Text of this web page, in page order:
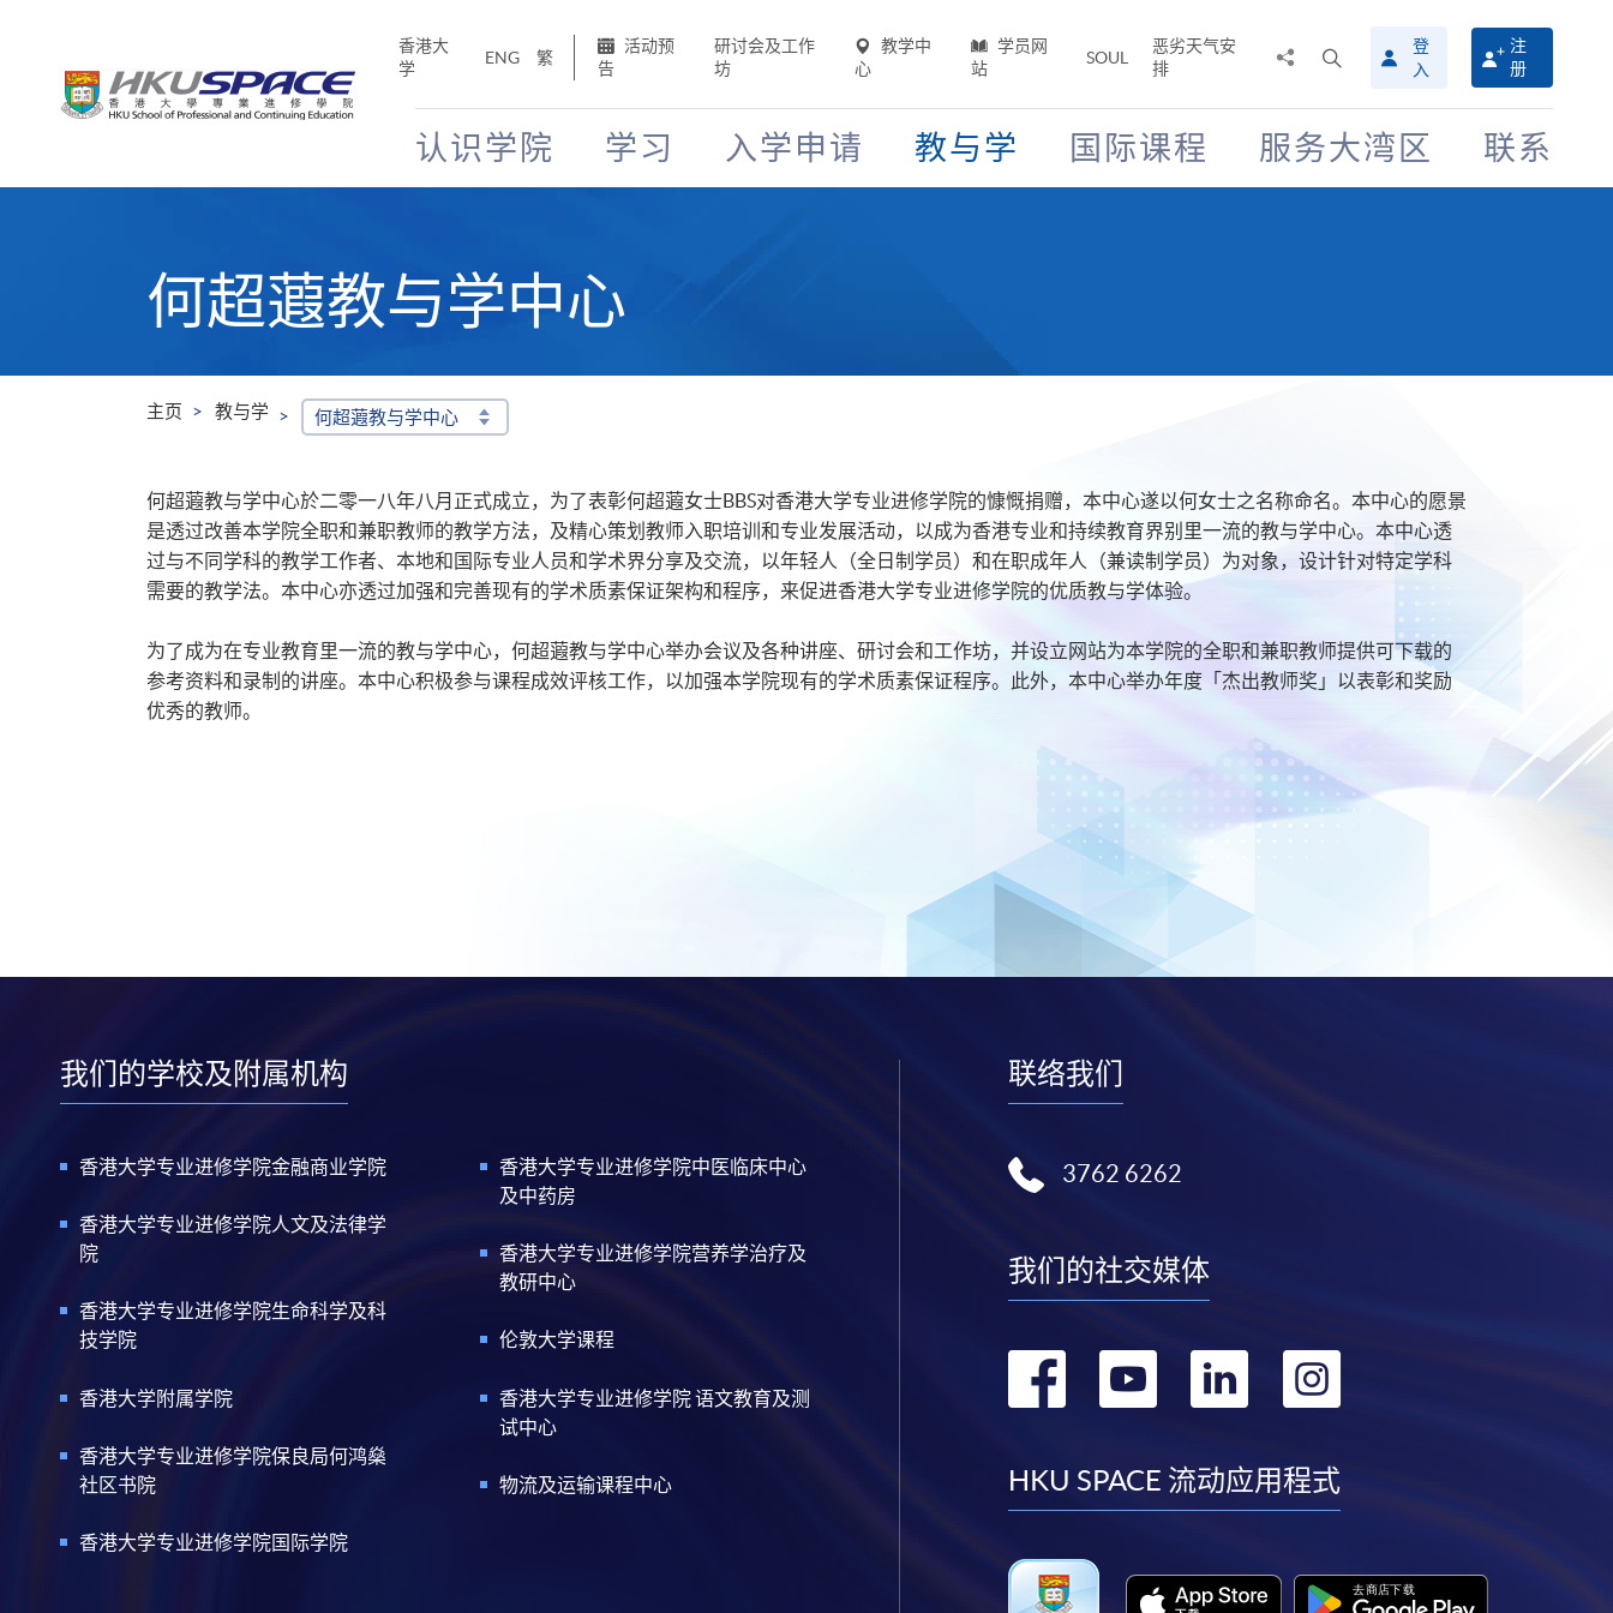
香港大
学
ENG 繁
活动预
告
研讨会及工作
坊
教学中
心
学员网
站
SOUL
恶劣天气安
排
搜
寻
介
面
登
入
注
册
认识学院 学习 入学申请 教与学 国际课程 服务大湾区 联系
何超蕸教与学中心
主页 教与学 何超蕸教与学中心
何超蕸教与学中心於二零一八年八月正式成立，为了表彰何超蕸女士BBS对香港大学专业进修学院的慷慨捐赠，本中心遂以何女士之名称命名。本中心的愿景
是透过改善本学院全职和兼职教师的教学方法，及精心策划教师入职培训和专业发展活动，以成为香港专业和持续教育界别里一流的教与学中心。本中心透
过与不同学科的教学工作者、本地和国际专业人员和学术界分享及交流，以年轻人（全日制学员）和在职成年人（兼读制学员）为对象，设计针对特定学科
需要的教学法。本中心亦透过加强和完善现有的学术质素保证架构和程序，来促进香港大学专业进修学院的优质教与学体验。
为了成为在专业教育里一流的教与学中心，何超蕸教与学中心举办会议及各种讲座、研讨会和工作坊，并设立网站为本学院的全职和兼职教师提供可下载的
参考资料和录制的讲座。本中心积极参与课程成效评核工作，以加强本学院现有的学术质素保证程序。此外，本中心举办年度「杰出教师奖」以表彰和奖励
优秀的教师。
我们的学校及附属机构
香港大学专业进修学院金融商业学院
香港大学专业进修学院人文及法律学
院
香港大学专业进修学院生命科学及科
技学院
香港大学附属学院
香港大学专业进修学院保良局何鸿燊
社区书院
香港大学专业进修学院国际学院
香港大学专业进修学院中医临床中心
及中药房
香港大学专业进修学院营养学治疗及
教研中心
伦敦大学课程
香港大学专业进修学院 语文教育及测
试中心
物流及运输课程中心
联络我们
3762 6262
我们的社交媒体
转
facebook
转
youtube
转
linkedin
转
instagram
HKU SPACE 流动应用程式